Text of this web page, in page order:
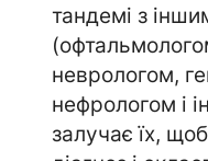
тандемі з
неврологом,
нефрологом і
залучає їх,